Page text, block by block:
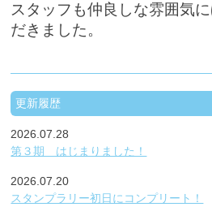
スタッフも仲良しな雰囲気
だきました。
更新履歴
2026.07.28
第３期 はじまりました！
2026.07.20
スタンプラリー初日にコンプリート！